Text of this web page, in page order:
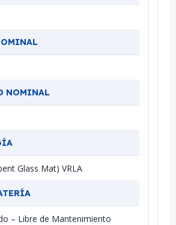
NOMINAL
Glass Mat) VRLA
– Libre de Mantenimiento